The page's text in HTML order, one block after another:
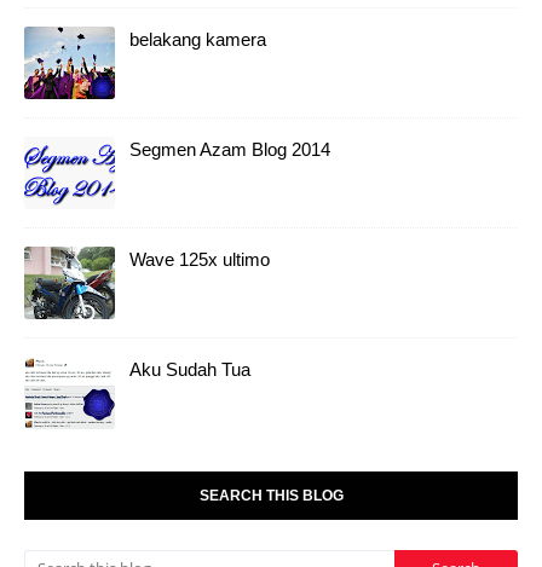
belakang kamera
Segmen Azam Blog 2014
Wave 125x ultimo
Aku Sudah Tua
SEARCH THIS BLOG